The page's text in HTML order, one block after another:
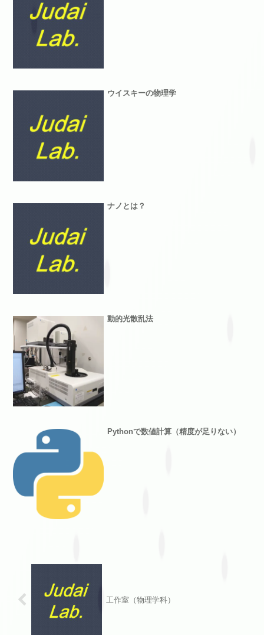
ウイスキーの物理学
ナノとは？
動的光散乱法
Pythonで数値計算（精度が足りない）
工作室（物理学科）